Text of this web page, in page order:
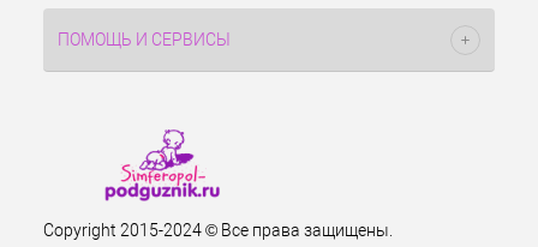
ПОМОЩЬ И СЕРВИСЫ
Copyright 2015-2024 © Все права защищены.